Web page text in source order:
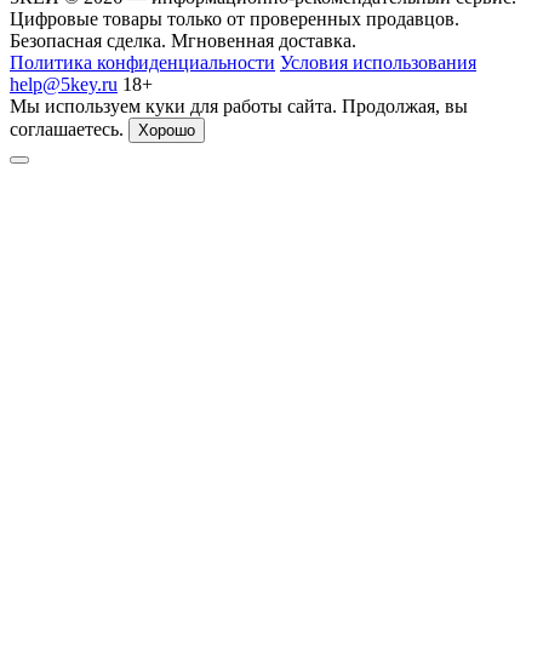
Цифровые товары только от проверенных продавцов.
Безопасная сделка. Мгновенная доставка.
Политика конфиденциальности Условия использования
help@5key.ru 18+
Мы используем куки для работы сайта. Продолжая, вы
соглашаетесь.
Хорошо